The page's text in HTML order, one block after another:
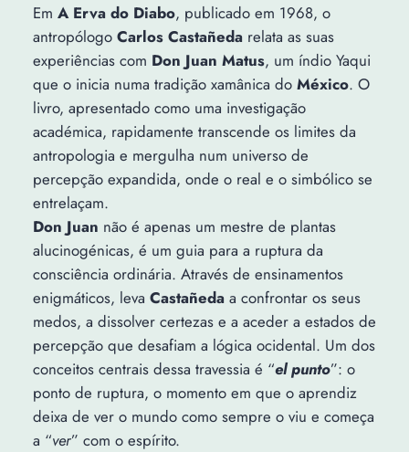
Em A Erva do Diabo, publicado em 1968, o
antropólogo Carlos Castañedarelata as suas
experiências com Don Juan Matus, um índio Yaqui
que o inicia numa tradição xamânica do México. O
livro, apresentado como uma investigação
académica, rapidamente transcende os limites da
antropologia e mergulha num universo de
percepção expandida, onde o real e o simbólico se
entrelaçam.
Don Juan não é apenas um mestre de plantas
alucinogénicas, é um guia para a ruptura da
consciência ordinária. Através de ensinamentos
enigmáticos, leva Castañedaa confrontar os seus
medos, a dissolver certezas e a aceder a estados de
percepção que desafiam a lógica ocidental. Um dos
conceitos centrais dessa travessia é “el punto”: o
ponto de ruptura, o momento em que o aprendiz
deixa de ver o mundo como sempre o viu e começa
a “ver” com o espírito.